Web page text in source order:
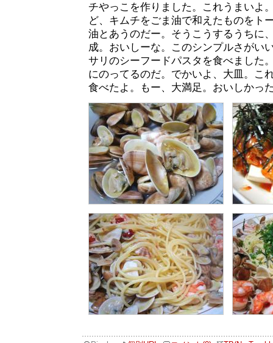
チやっこを作りました。これうまいよ
ど、キムチをごま油で和えたものをト
油とあうのだー。そうこうするうちに
成。おいしーな。このシンプルさがい
サリのシーフードパスタを食べました
にのってるのだ。でかいよ、大皿。こ
食べたよ。もー、大満足。おいしかっ